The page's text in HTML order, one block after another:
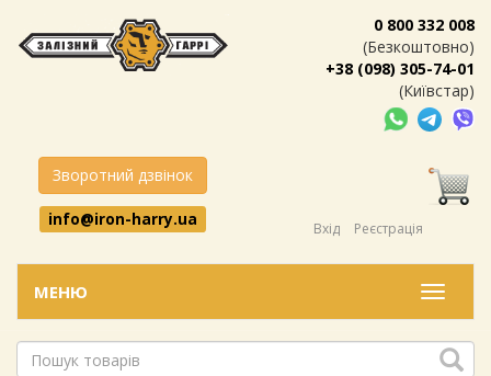
0 800 332 008
(Безкоштовно)
+38 (098) 305-74-01
(Київстар)
Зворотний дзвінок
info@iron-harry.ua
Вхід Реєстрація
Меню
МЕНЮ